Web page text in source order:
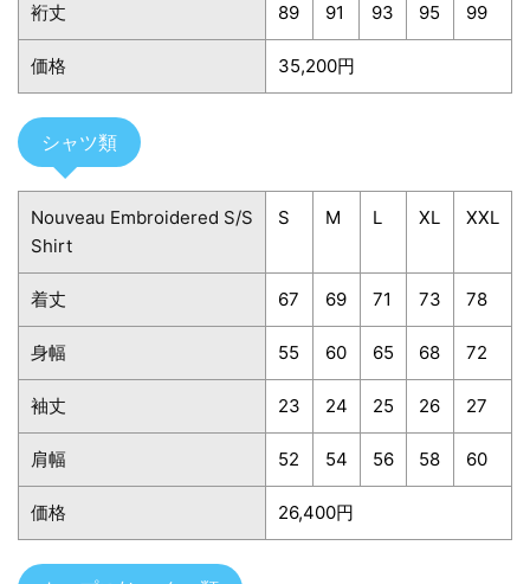
裄丈 89 91 93 95 99
価格 35,200円
シャツ類
Nouveau Embroidered S/S
Shirt
S M L XL XXL
着丈 67 69 71 73 78
身幅 55 60 65 68 72
袖丈 23 24 25 26 27
肩幅 52 54 56 58 60
価格 26,400円